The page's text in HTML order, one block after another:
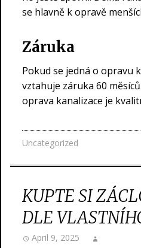
se hlavně k opravě
Záruka
Pokud se jedná o opravu
vztahuje záruka 60
oprava kanalizace je
Uncategorized
KUPTE SI
DLE
April 9, 2025